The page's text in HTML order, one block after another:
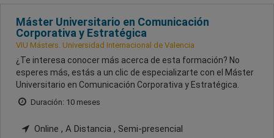
Máster Universitario en Comunicación
Corporativa y Estratégica
VIU Másters. Universidad Internacional de Valencia
¿Te interesa conocer más acerca de esta formación? No
esperes más, estás a un clic de especializarte con el Máster
Universitario en Comunicación Corporativa y Estratégica.
Duración: 10 meses
Online , A Distancia , Semi-presencial